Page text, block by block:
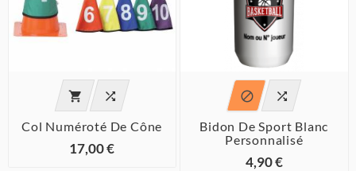
 
Col Numéroté De Cône
17,00 €
 
Bidon De Sport Blanc
Personnalisé
4,90 €